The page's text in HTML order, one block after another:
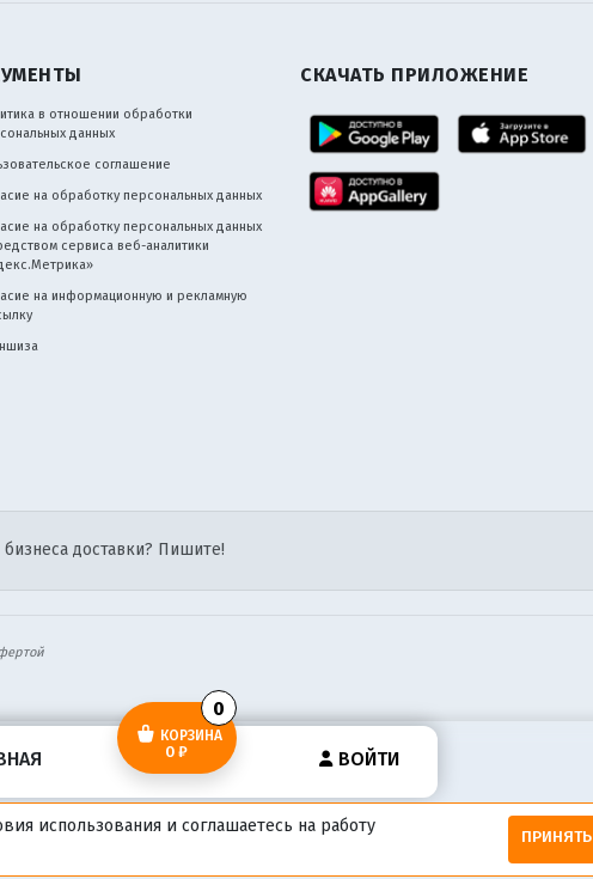
в отношении обработки
данных
соглашение
на обработку персональных данных
на обработку персональных данных
сервиса веб-аналитики
на информационную и рекламную
СКАЧАТЬ ПРИЛОЖЕНИЕ
доставки? Пишите!
КОРЗИНА
0 ₽
0
ВОЙТИ
использования и соглашаетесь на работу
ПРИНЯТЬ